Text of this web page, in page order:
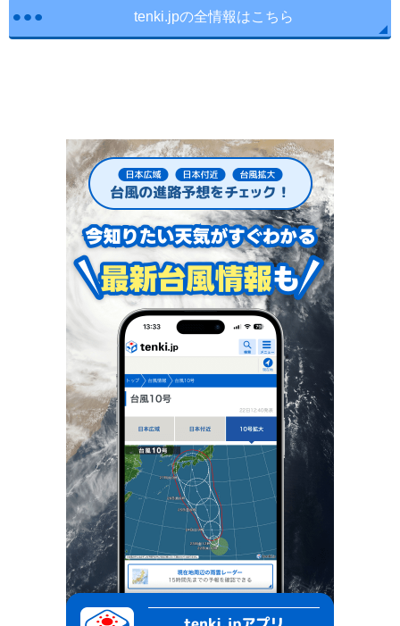
tenki.jpの全情報はこちら